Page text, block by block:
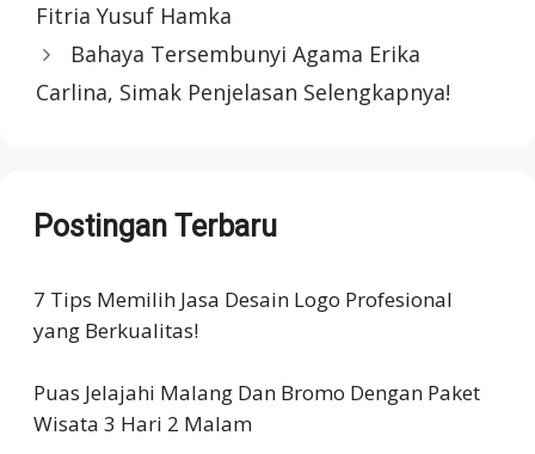
Fitria Yusuf Hamka
Bahaya Tersembunyi Agama Erika
Carlina, Simak Penjelasan Selengkapnya!
Postingan Terbaru
7 Tips Memilih Jasa Desain Logo Profesional
yang Berkualitas!
Puas Jelajahi Malang Dan Bromo Dengan Paket
Wisata 3 Hari 2 Malam